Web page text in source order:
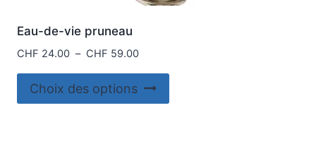
Eau-de-vie pruneau
CHF 24.00 – CHF 59.00Plage
prix :
CHF 24.00
Choix des options
produit